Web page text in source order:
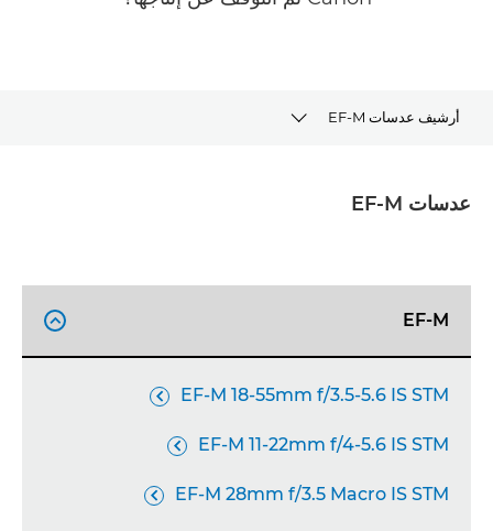
أرشيف عدسات EF-M
أداة تحديد العدسات
عدسات EF-M
EF-M

EF-M 18-55mm f/3.5-5.6 IS STM

EF-M 11-22mm f/4-5.6 IS STM

EF-M 28mm f/3.5 Macro IS STM
